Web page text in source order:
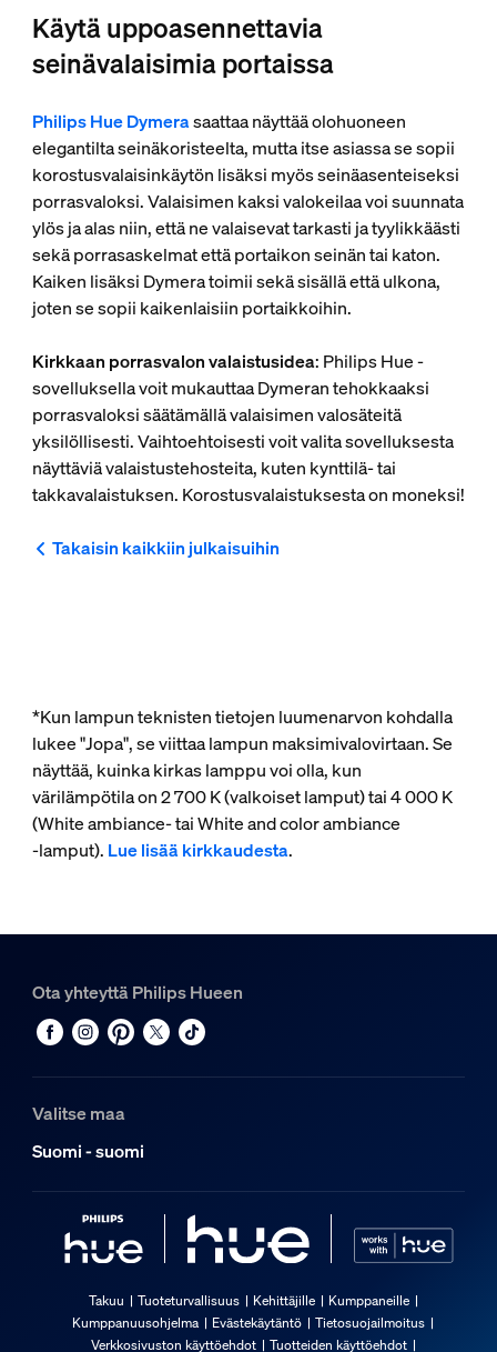
Käytä uppoasennettavia
seinävalaisimia portaissa
Philips Hue Dymerasaattaa näyttää olohuoneen
elegantilta seinäkoristeelta, mutta itse asiassa se sopii
korostusvalaisinkäytön lisäksi myös seinäasenteiseksi
porrasvaloksi. Valaisimen kaksi valokeilaa voi suunnata
ylös ja alas niin, että ne valaisevat tarkasti ja tyylikkäästi
sekä porrasaskelmat että portaikon seinän tai katon.
Kaiken lisäksi Dymera toimii sekä sisällä että ulkona,
joten se sopii kaikenlaisiin portaikkoihin.
Kirkkaan porrasvalon valaistusidea: Philips Hue -
sovelluksella voit mukauttaa Dymeran tehokkaaksi
porrasvaloksi säätämällä valaisimen valosäteitä
yksilöllisesti. Vaihtoehtoisesti voit valita sovelluksesta
näyttäviä valaistustehosteita, kuten kynttilä- tai
takkavalaistuksen. Korostusvalaistuksesta on moneksi!
Takaisin kaikkiin julkaisuihin
*Kun lampun teknisten tietojen luumenarvon kohdalla
lukee "Jopa", se viittaa lampun maksimivalovirtaan. Se
näyttää, kuinka kirkas lamppu voi olla, kun
värilämpötila on 2 700 K (valkoiset lamput) tai 4 000 K
(White ambiance- tai White and color ambiance
‑lamput). Lue lisää kirkkaudesta.
Ota yhteyttä Philips Hueen
Valitse maa
Suomi - suomi
Takuu Tuoteturvallisuus Kehittäjille
Kumppaneille
Kumppanuusohjelma
Evästekäytäntö
Tietosuojailmoitus
Verkkosivuston käyttöehdot
Tuotteiden käyttöehdot